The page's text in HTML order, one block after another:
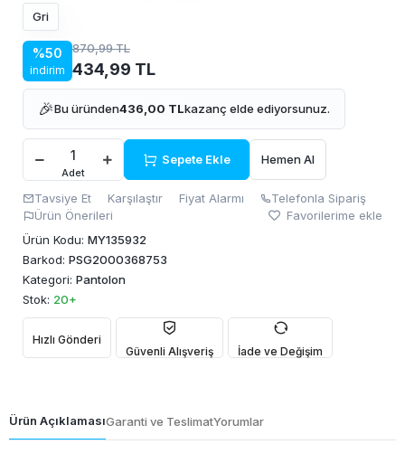
Gri
%50
indirim
870,99 TL
434,99 TL
🎉Bu üründen436,00 TLkazanç elde ediyorsunuz.
Adet
Sepete Ekle Hemen Al
Tavsiye Et Karşılaştır Fiyat Alarmı
Telefonla Sipariş
Ürün Önerileri
Favorilerime ekle
Ürün Kodu: MY135932
Barkod: PSG2000368753
Kategori: Pantolon
Stok: 20+
Hızlı Gönderi
Güvenli Alışveriş
İade ve Değişim
Ürün AçıklamasıGaranti ve TeslimatYorumlar